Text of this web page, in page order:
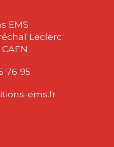
EMS
Leclerc
76 95
ems.fr